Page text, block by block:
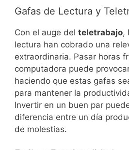
Gafas de Lectura y
Con el auge del teletrabajo,
lectura han cobrado una
extraordinaria. Pasar horas
computadora puede
haciendo que estas gafas
para mantener la
Invertir en un buen par
diferencia entre un día
de molestias.